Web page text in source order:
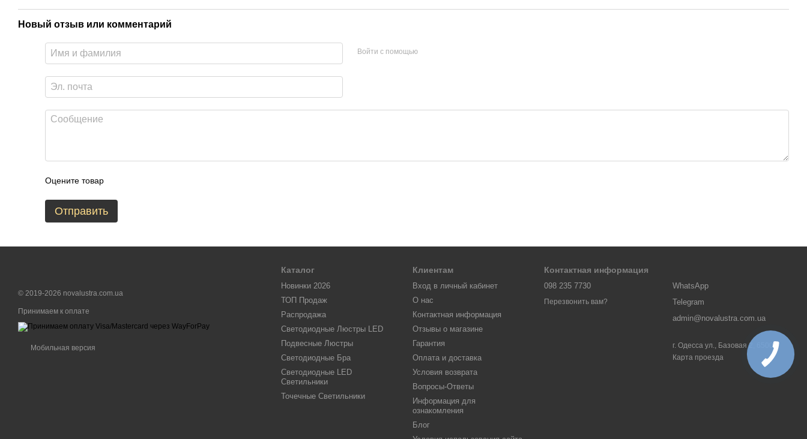
Новый отзыв или комментарий
Войти с помощью
Оцените товар
Отправить
© 2019-2026 novalustra.com.ua
Принимаем к оплате
Мобильная версия
Каталог
Новинки 2026
ТОП Продаж
Распродажа
Светодиодные Люстры LED
Подвесные Люстры
Светодиодные Бра
Светодиодные LED
Светильники
Точечные Светильники
Клиентам
Вход в личный кабинет
О нас
Контактная информация
Отзывы о магазине
Гарантия
Оплата и доставка
Условия возврата
Вопросы-Ответы
Информация для
ознакомления
Блог
Контактная информация
098 235 7730
Перезвонить вам?
WhatsApp
Telegram
admin@novalustra.com.ua
г. Одесса ул., Базовая 2, 65000
Карта проезда